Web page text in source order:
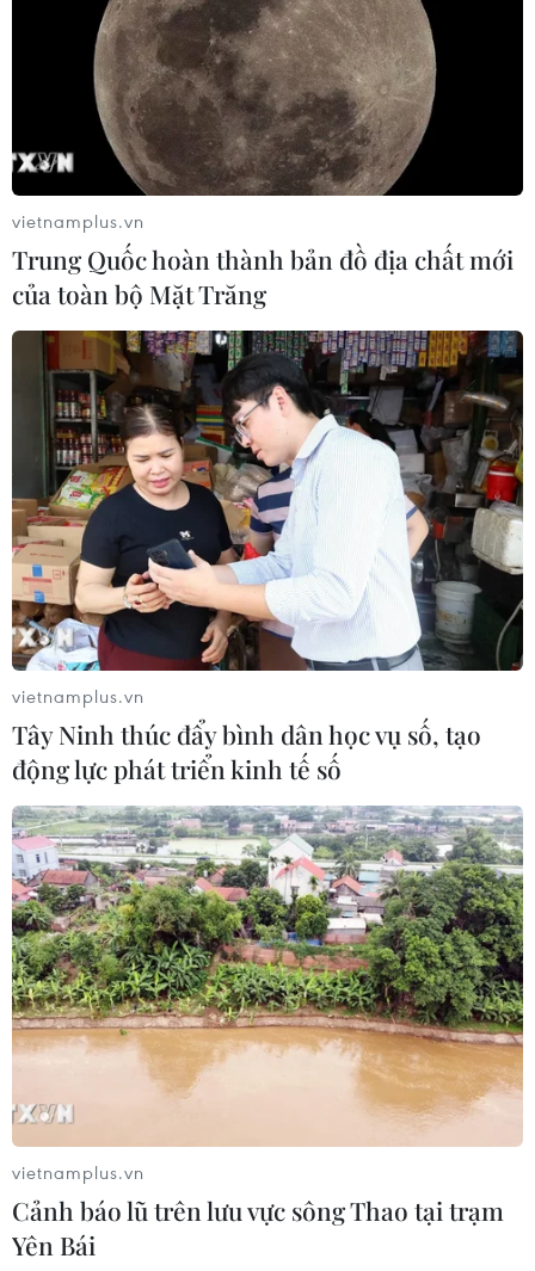
gọi cắt giảm lãi suất
11/01/2024 06:11
Fed có thể sẽ cần duy trì quan điểm chính sách tiền tệ
thắt chặt trong một thời gian để đạt được đầy đủ các
mục tiêu của mình và sẽ chỉ nới lỏng chính sách khi lạm
phát tiến gần tới mức mục tiêu 2%.
vietnamplus.vn
Trung Quốc hoàn thành bản đồ địa chất mới
của toàn bộ Mặt Trăng
vietnamplus.vn
Tây Ninh thúc đẩy bình dân học vụ số, tạo
động lực phát triển kinh tế số
vietnamplus.vn
Cảnh báo lũ trên lưu vực sông Thao tại trạm
Yên Bái